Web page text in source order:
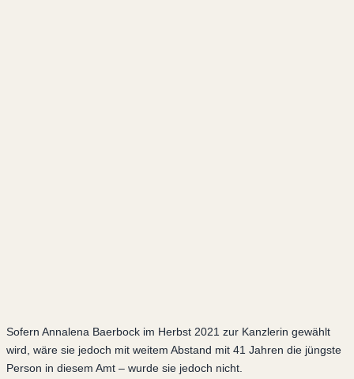
Sofern Annalena Baerbock im Herbst 2021 zur Kanzlerin gewählt
wird, wäre sie jedoch mit weitem Abstand mit 41 Jahren die jüngste
Person in diesem Amt – wurde sie jedoch nicht.